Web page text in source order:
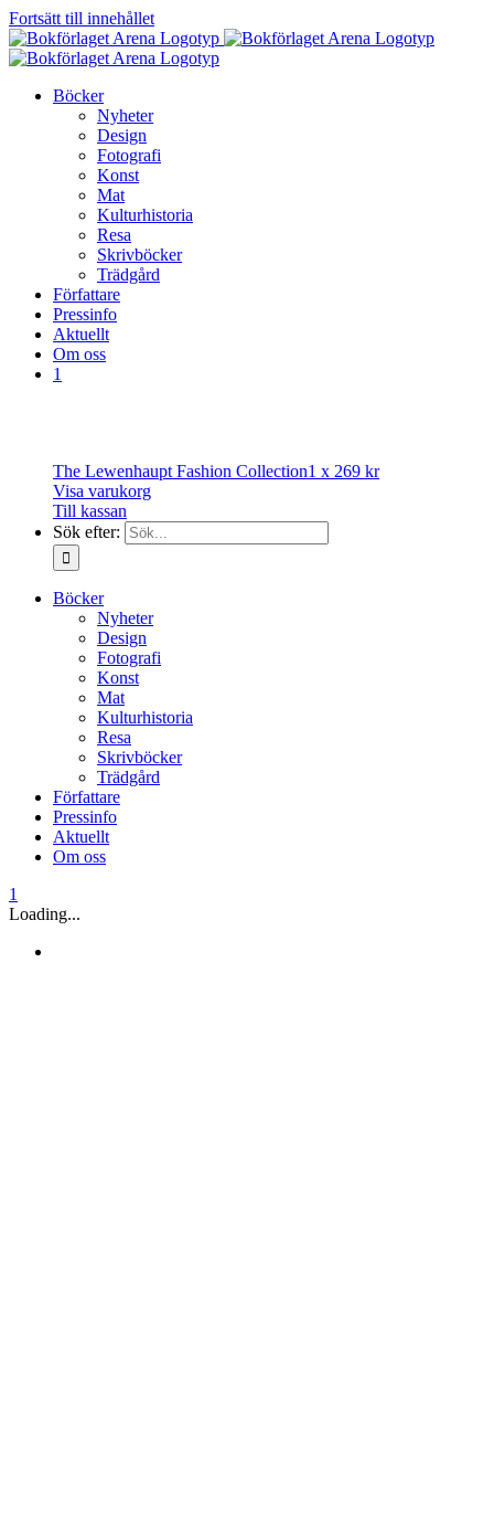
Fortsätt till innehållet
Böcker
Nyheter
Design
Fotografi
Konst
Mat
Kulturhistoria
Resa
Skrivböcker
Trädgård
Författare
Pressinfo
Aktuellt
Om oss
1
The Lewenhaupt Fashion Collection1 x 269 kr
Visa varukorg
Till kassan
Sök efter:
Böcker
Nyheter
Design
Fotografi
Konst
Mat
Kulturhistoria
Resa
Skrivböcker
Trädgård
Författare
Pressinfo
Aktuellt
Om oss
1
Loading...